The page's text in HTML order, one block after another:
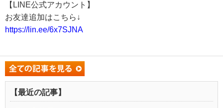
【LINE公式アカウント】
お友達追加はこちら↓
https://lin.ee/6x7SJNA
【最近の記事】